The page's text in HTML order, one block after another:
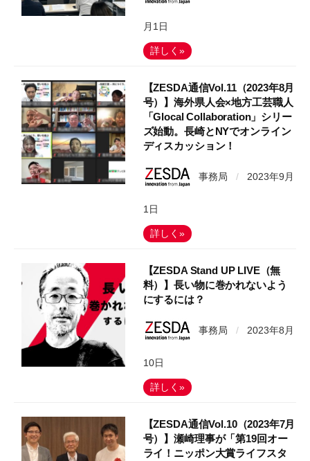
月1日
詳しく»
【ZESDA通信Vol.11（2023年8月
号）】海外県人会×地方工芸職人
「Glocal Collaboration」シリー
ズ始動。長崎とNYでオンライン
ディスカッション！
事務局 / 2023年9月
1日
詳しく»
【ZESDA Stand UP LIVE（無
料）】長い物に巻かれないよう
にするには？
事務局 / 2023年8月
10日
詳しく»
【ZESDA通信Vol.10（2023年7月
号）】瀬崎理事が「第19回オー
ライ！ニッポン大賞ライフスタ